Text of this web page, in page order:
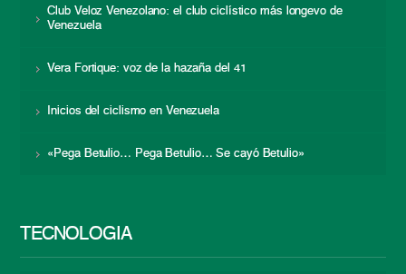
Club Veloz Venezolano: el club ciclístico más longevo de
Venezuela
Vera Fortique: voz de la hazaña del 41
Inicios del ciclismo en Venezuela
«Pega Betulio… Pega Betulio… Se cayó Betulio»
TECNOLOGÍA